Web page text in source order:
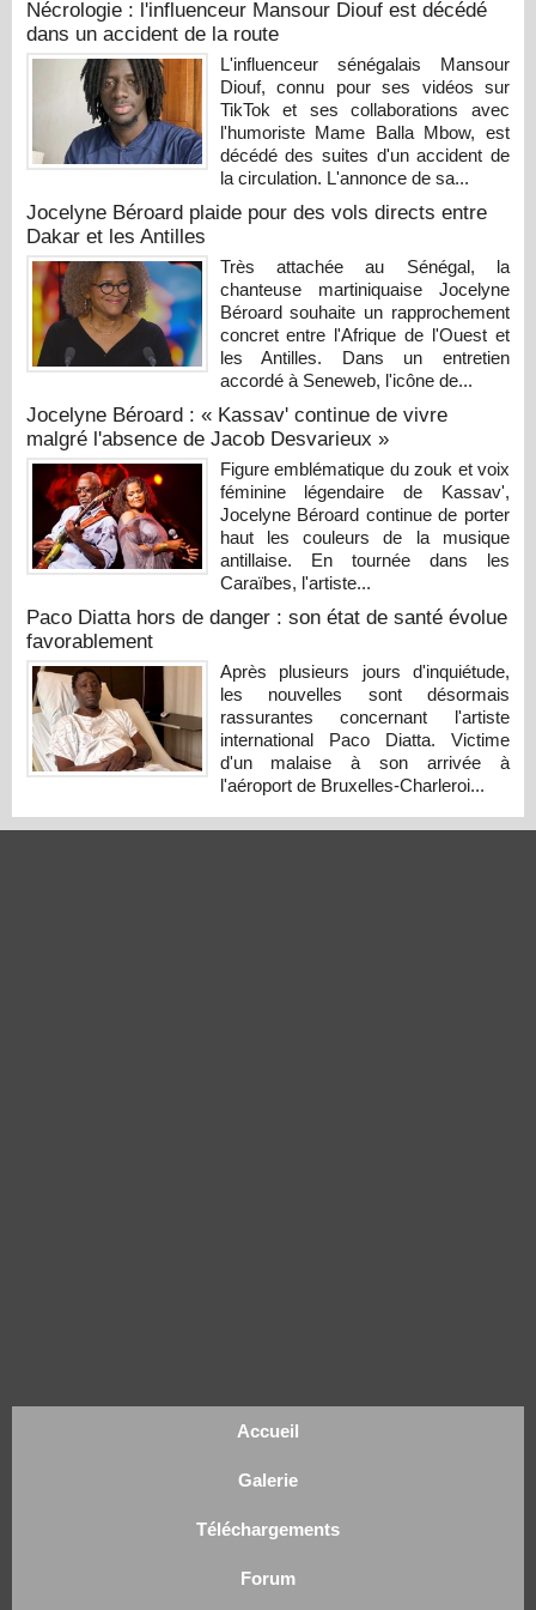
Nécrologie : l'influenceur Mansour Diouf est décédé
dans un accident de la route
L'influenceur sénégalais Mansour
Diouf, connu pour ses vidéos sur
TikTok et ses collaborations avec
l'humoriste Mame Balla Mbow, est
décédé des suites d'un accident de
la circulation. L'annonce de sa...
Jocelyne Béroard plaide pour des vols directs entre
Dakar et les Antilles
Très attachée au Sénégal, la
chanteuse martiniquaise Jocelyne
Béroard souhaite un rapprochement
concret entre l'Afrique de l'Ouest et
les Antilles. Dans un entretien
accordé à Seneweb, l'icône de...
Jocelyne Béroard : « Kassav' continue de vivre
malgré l'absence de Jacob Desvarieux »
Figure emblématique du zouk et voix
féminine légendaire de Kassav',
Jocelyne Béroard continue de porter
haut les couleurs de la musique
antillaise. En tournée dans les
Caraïbes, l'artiste...
Paco Diatta hors de danger : son état de santé évolue
favorablement
Après plusieurs jours d'inquiétude,
les nouvelles sont désormais
rassurantes concernant l'artiste
international Paco Diatta. Victime
d'un malaise à son arrivée à
l'aéroport de Bruxelles-Charleroi...
Accueil
Galerie
Téléchargements
Forum